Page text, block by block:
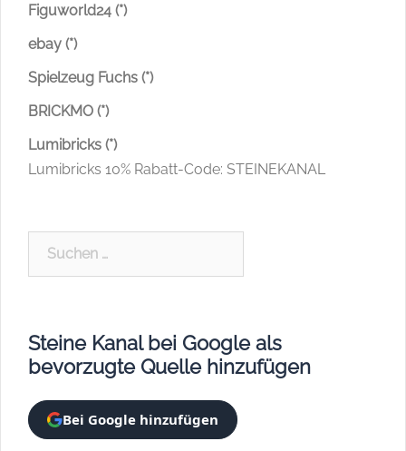
Figuworld24 (*)
ebay (*)
Spielzeug Fuchs (*)
BRICKMO (*)
Lumibricks (*)
Lumibricks 10% Rabatt-Code: STEINEKANAL
Steine Kanal bei Google als
bevorzugte Quelle hinzufügen
Bei Google hinzufügen